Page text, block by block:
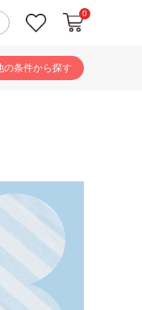
お気に入りカートに入
0
の条件から探す